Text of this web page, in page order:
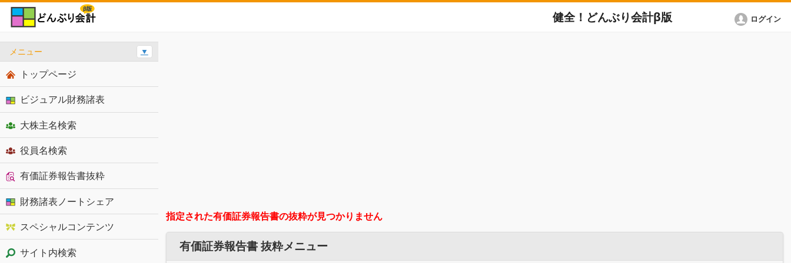
健全！どんぶり会計β版 ログイン
指定された有価証券報告書の抜粋が見つかりません
有価証券報告書 抜粋メニュー
メニュー ▼
トップページ
ビジュアル財務諸表
大株主名検索
役員名検索
有価証券報告書抜粋
財務諸表ノートシェア
スペシャルコンテンツ
サイト内検索